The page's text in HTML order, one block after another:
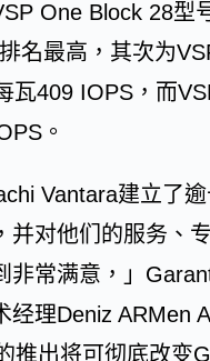
One Block 28型
名最高，其次为
瓦409 IOPS，而
。
Vantara建立了
并对他们的服务、
非常满意，」
经理Deniz ARMen
推出将可彻底改变